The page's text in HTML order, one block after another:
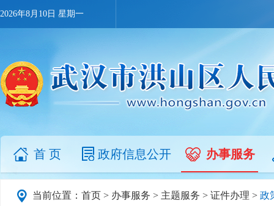
2026年8月10日 星期一
首 页 政府信息公开 办事服务
当前位置： 首页 > 办事服务 > 主题服务 > 证件办理 > 政